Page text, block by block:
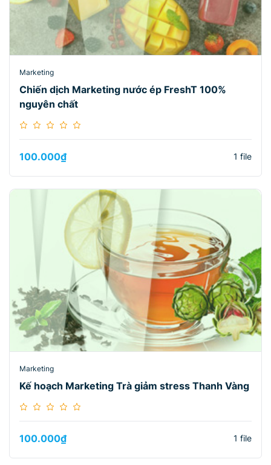
Marketing
Chiến dịch Marketing nước ép FreshT 100%
nguyên chất
100.000₫ 1 file
Marketing
Kế hoạch Marketing Trà giảm stress Thanh Vàng
100.000₫ 1 file